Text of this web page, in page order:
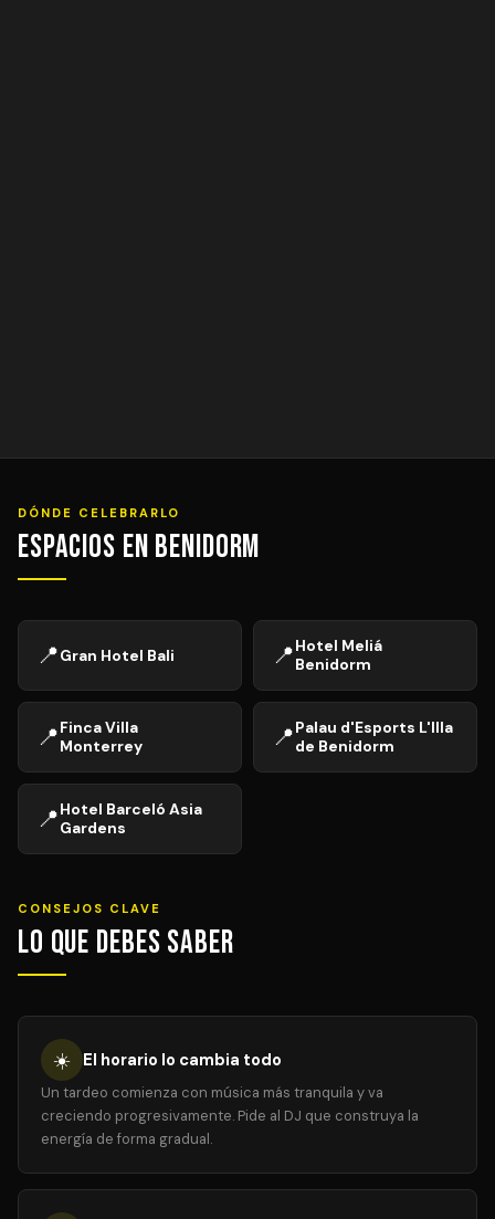
DÓNDE CELEBRARLO
Espacios en Benidorm
📍Gran Hotel Bali 📍Hotel Meliá
Benidorm
📍Finca Villa
Monterrey
📍Palau d'Esports L'Illa
de Benidorm
📍Hotel Barceló Asia
Gardens
CONSEJOS CLAVE
Lo que debes saber
☀️ El horario lo cambia todo
Un tardeo comienza con música más tranquila y va
creciendo progresivamente. Pide al DJ que construya la
energía de forma gradual.